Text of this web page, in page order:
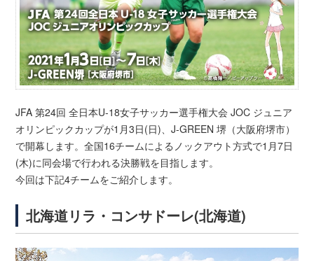
JFA 第24回 全日本U-18女子サッカー選手権大会 JOC ジュニア
オリンピックカップが1月3日(日)、J-GREEN 堺（大阪府堺市）
で開幕します。全国16チームによるノックアウト方式で1月7日
(木)に同会場で行われる決勝戦を目指します。
今回は下記4チームをご紹介します。
北海道リラ・コンサドーレ(北海道)